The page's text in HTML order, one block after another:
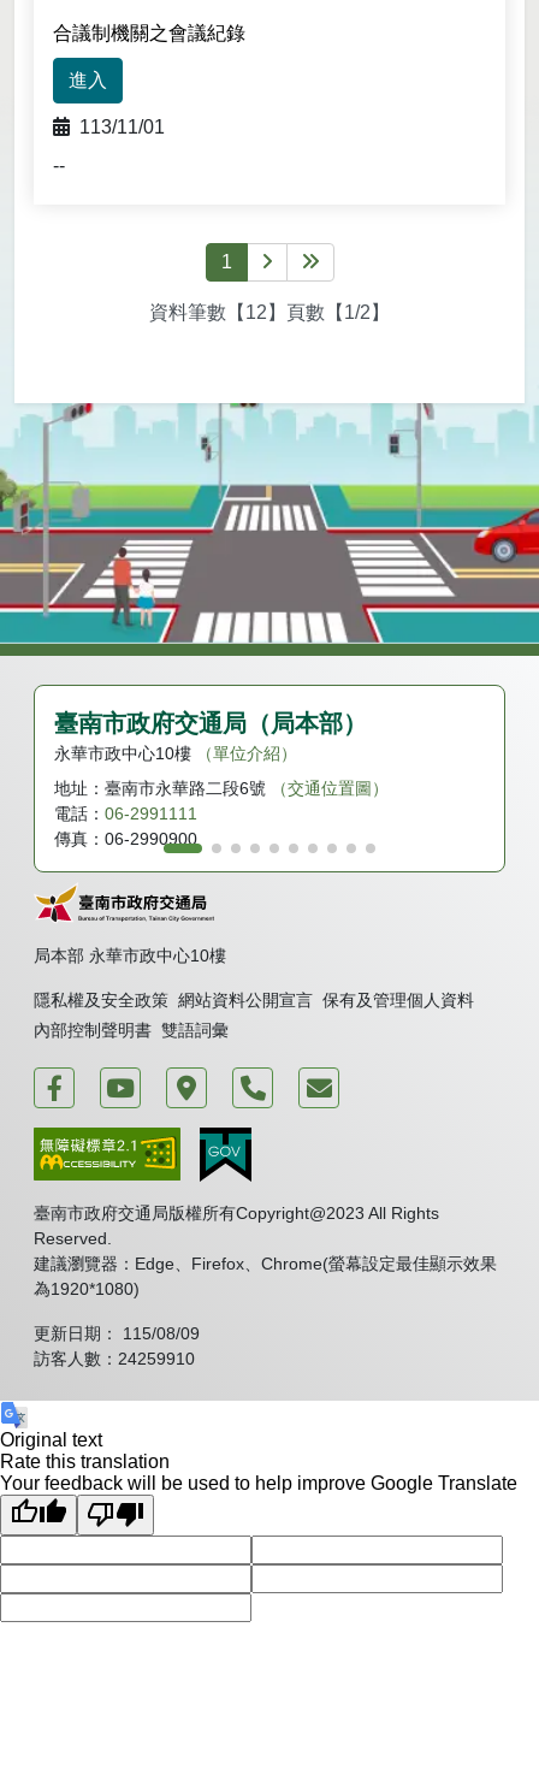
合議制機關之會議紀錄
進入
113/11/01
--
1 下一頁最後一頁
資料筆數【12】頁數【1/2】
臺南市政府交通局（局本部）
永華市政中心10樓
（單位介紹）
地址： 臺南市永華路二段6號
（交通位置圖）
電話： 06-2991111
傳真： 06-2990900
局本部 永華市政中心10樓
隱私權及安全政策 網站資料公開宣言 保有及管理個人資料
內部控制聲明書 雙語詞彙
運轉台南好交通
臺南市政府交通局 新聞頻道
臺南市政府永華市政中心
電話 我要發表意見
臺南市政府交通局版權所有Copyright@2023 All Rights
Reserved.
建議瀏覽器：Edge、Firefox、Chrome(螢幕設定最佳顯示效果
為1920*1080)
更新日期： 115/08/09
訪客人數：24259910
Original text
Rate this translation
Your feedback will be used to help improve Google Translate